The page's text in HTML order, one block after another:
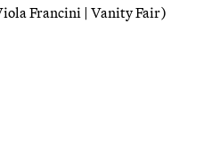
Francini | Vanity Fair)